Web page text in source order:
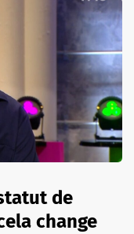
de
change